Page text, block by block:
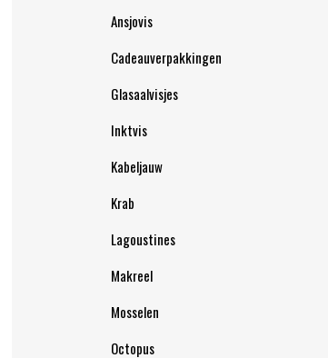
Ansjovis
Cadeauverpakkingen
Glasaalvisjes
Inktvis
Kabeljauw
Krab
Lagoustines
Makreel
Mosselen
Octopus